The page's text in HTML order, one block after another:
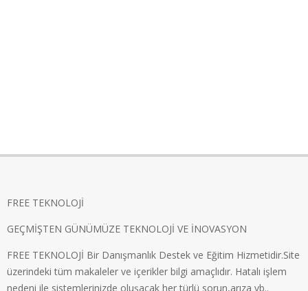
FREE TEKNOLOJİ
GEÇMİŞTEN GÜNÜMÜZE TEKNOLOJİ VE İNOVASYON
FREE TEKNOLOJİ Bir Danışmanlık Destek ve Eğitim Hizmetidir.Site
üzerindeki tüm makaleler ve içerikler bilgi amaçlıdır. Hatalı işlem
nedeni ile sistemlerinizde oluşacak her türlü sorun,arıza vb..